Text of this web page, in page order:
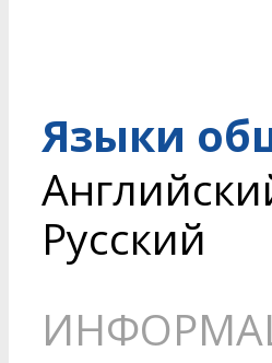
Языки
Русский